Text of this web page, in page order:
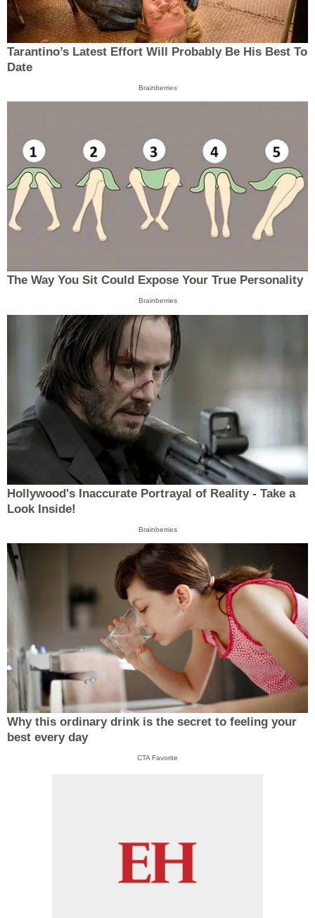
Tarantino’s Latest Effort Will Probably Be His Best To
Date
Brainberries
The Way You Sit Could Expose Your True Personality
Brainberries
Hollywood's Inaccurate Portrayal of Reality - Take a
Look Inside!
Brainberries
Why this ordinary drink is the secret to feeling your
best every day
CTA Favorite